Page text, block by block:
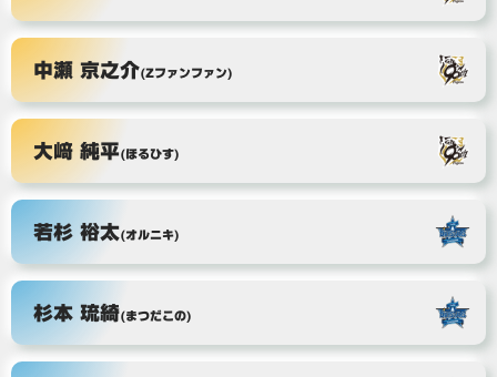
中瀬 京之介(Zファンファン)
大﨑 純平(ほるひす)
若杉 裕太(オルニキ)
杉本 琉綺(まつだこの)